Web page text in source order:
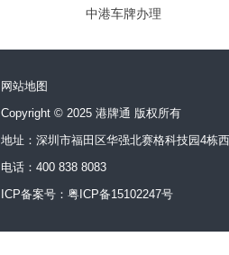
中港车牌办理
网站地图
Copyright © 2025 港牌通 版权所有
地址：深圳市福田区华强北赛格科技园4栋
电话：400 838 8083
ICP备案号： 粤ICP备15102247号